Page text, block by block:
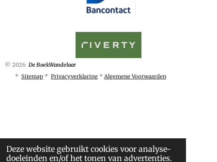
Deze website gebruikt cookies voor analyse-
doeleinden en/of het tonen van advertenties.
© 2026 De BoekWandelaar
* Sitemap * Privacyverklaring * Algemene Voorwaarden